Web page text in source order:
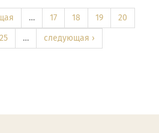
… 17 18 19
20
25 …
следующая ›